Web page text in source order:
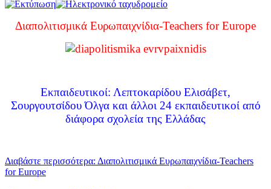
Διαπολιτισμικά Ευρωπαιχνίδια-Teachers for Europe
Εκπαιδευτικοί: Λεπτοκαρίδου Ελισάβετ,
Σουργουτσίδου Όλγα και άλλοι 24 εκπαιδευτικοί από
διάφορα σχολεία της Ελλάδας
Διαβάστε περισσότερα: Διαπολιτισμικά Ευρωπαιχνίδια-Teachers
for Europe